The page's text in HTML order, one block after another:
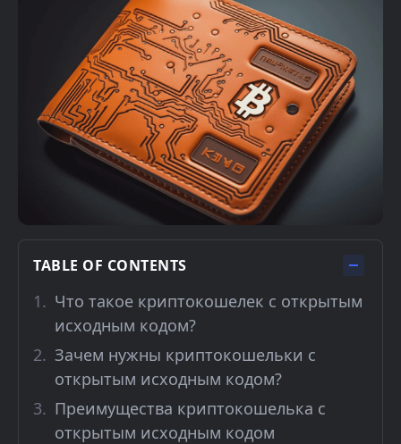
TABLE OF CONTENTS
Что такое криптокошелек с открытым
исходным кодом?
Зачем нужны криптокошельки с
открытым исходным кодом?
Преимущества криптокошелька с
открытым исходным кодом